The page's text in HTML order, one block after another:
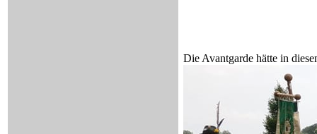
Die Avantgarde hätte in